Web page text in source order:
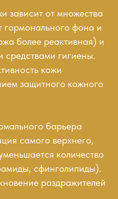
зависит от множества
гормонального фона и
более реактивная) и
средствами гигиены.
кожи
защитного кожного
барьера
самого верхнего,
количество
сфинголипиды).
раздражителей